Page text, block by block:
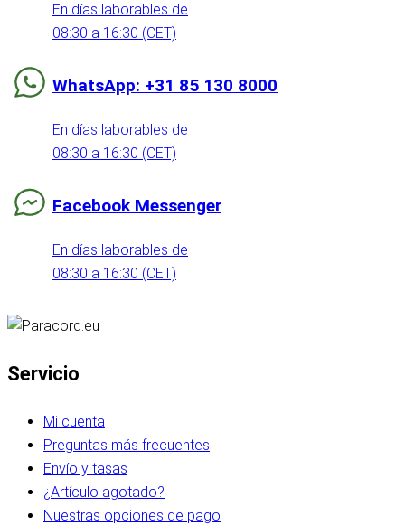
En días laborables de
08:30 a 16:30 (CET)
WhatsApp: +31 85 130 8000
En días laborables de
08:30 a 16:30 (CET)
Facebook Messenger
En días laborables de
08:30 a 16:30 (CET)
Servicio
Mi cuenta
Preguntas más frecuentes
Envío y tasas
¿Artículo agotado?
Nuestras opciones de pago